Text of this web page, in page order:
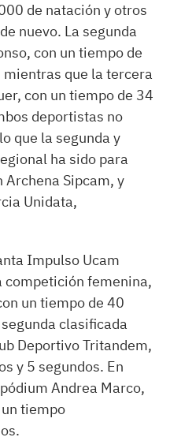
de natación y otros
nuevo. La segunda
con un tiempo de
que la tercera
con un tiempo de 34
deportistas no
que la segunda y
ha sido para
Archena Sipcam, y
Unidata,
Impulso Ucam
competición femenina,
un tiempo de 40
clasificada
Deportivo Tritandem,
y 5 segundos. En
Andrea Marco,
tiempo